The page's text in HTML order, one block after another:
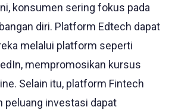
konsumen sering fokus pada
diri. Platform Edtech dapat
melalui platform seperti
mempromosikan kursus
Selain itu, platform Fintech
peluang investasi dapat